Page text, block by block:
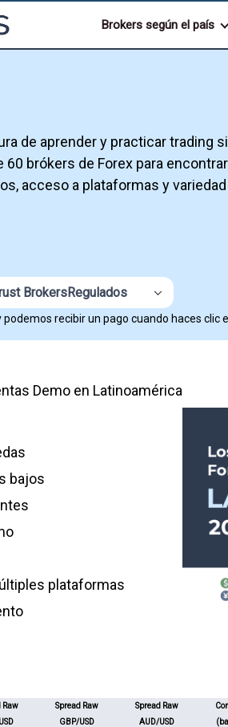
Brokers según el país
de aprender y practicar trading
brókers de Forex para
acceso a plataformas y
BrokersRegulados
recibir un pago cuando haces clic
Demo en Latinoamérica
bajos
plataformas
Raw
Spread Raw
GBP/USD
Spread Raw
AUD/USD